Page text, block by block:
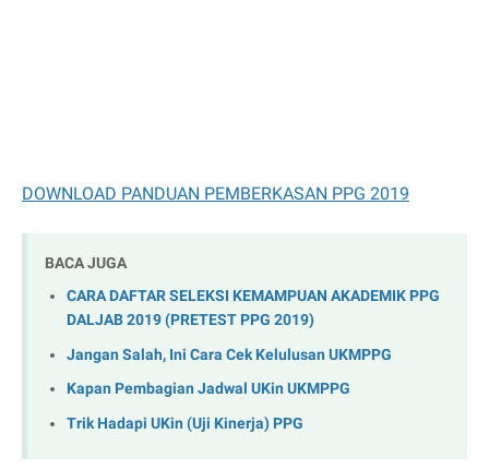
DOWNLOAD PANDUAN PEMBERKASAN PPG 2019
BACA JUGA
CARA DAFTAR SELEKSI KEMAMPUAN AKADEMIK PPG
DALJAB 2019 (PRETEST PPG 2019)
Jangan Salah, Ini Cara Cek Kelulusan UKMPPG
Kapan Pembagian Jadwal UKin UKMPPG
Trik Hadapi UKin (Uji Kinerja) PPG